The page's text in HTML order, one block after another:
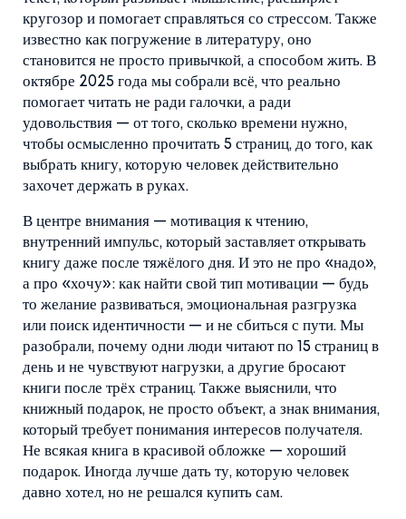
кругозор и помогает справляться со стрессом. Также
известно как погружение в литературу, оно
становится не просто привычкой, а способом жить. В
октябре 2025 года мы собрали всё, что реально
помогает читать не ради галочки, а ради
удовольствия — от того, сколько времени нужно,
чтобы осмысленно прочитать 5 страниц, до того, как
выбрать книгу, которую человек действительно
захочет держать в руках.
В центре внимания — мотивация к чтению,
внутренний импульс, который заставляет открывать
книгу даже после тяжёлого дня. И это не про «надо»,
а про «хочу»: как найти свой тип мотивации — будь
то желание развиваться, эмоциональная разгрузка
или поиск идентичности — и не сбиться с пути. Мы
разобрали, почему одни люди читают по 15 страниц в
день и не чувствуют нагрузки, а другие бросают
книги после трёх страниц. Также выяснили, что
книжный подарок, не просто объект, а знак внимания,
который требует понимания интересов получателя.
Не всякая книга в красивой обложке — хороший
подарок. Иногда лучше дать ту, которую человек
давно хотел, но не решался купить сам.